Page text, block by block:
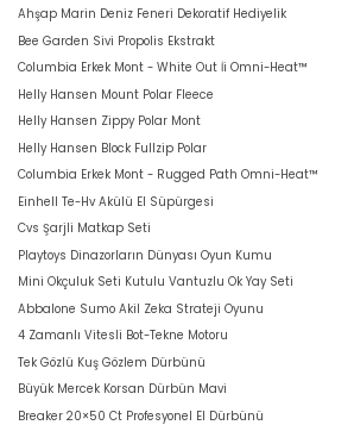
Ahşap Marin Deniz Feneri Dekoratif Hediyelik
Bee Garden Sivi Propolis Ekstrakt
Columbia Erkek Mont - White Out İi Omni-Heat™
Helly Hansen Mount Polar Fleece
Helly Hansen Zippy Polar Mont
Helly Hansen Block Fullzip Polar
Columbia Erkek Mont - Rugged Path Omni-Heat™
Einhell Te-Hv Akülü El Süpürgesi
Cvs Şarjli Matkap Seti
Playtoys Dinazorların Dünyası Oyun Kumu
Mini Okçuluk Seti Kutulu Vantuzlu Ok Yay Seti
Abbalone Sumo Akil Zeka Strateji Oyunu
4 Zamanlı Vitesli Bot-Tekne Motoru
Tek Gözlü Kuş Gözlem Dürbünü
Büyük Mercek Korsan Dürbün Mavi
Breaker 20×50 Ct Profesyonel El Dürbünü